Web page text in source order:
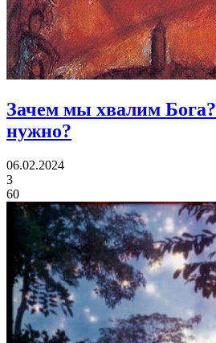
Зачем мы хвалим Бога?
нужно?
06.02.2024
3
60